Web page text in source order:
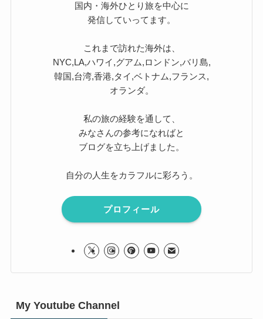
国内・海外ひとり旅を中心に
発信していってます。
これまで訪れた海外は、
NYC,LA,ハワイ,グアム,ロンドン,バリ島,
韓国,台湾,香港,タイ,ベトナム,フランス,
オランダ。
私の旅の経験を通して、
みなさんの参考になればと
ブログを立ち上げました。
自分の人生をカラフルに彩ろう。
プロフィール
My Youtube Channel